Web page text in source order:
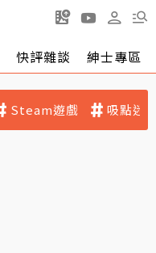
快評雜談 紳士專區
Steam遊戲 吸點迷